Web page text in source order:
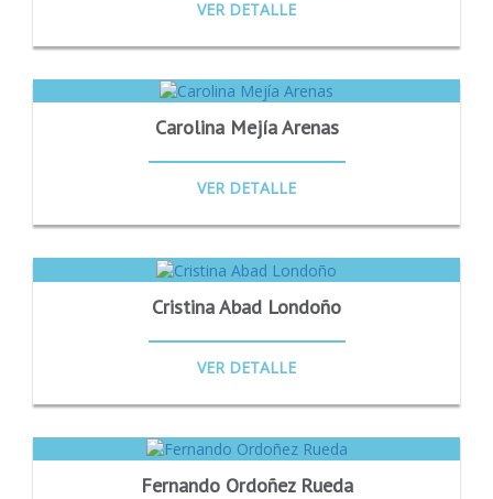
VER DETALLE
Carolina Mejía Arenas
VER DETALLE
Cristina Abad Londoño
VER DETALLE
Fernando Ordoñez Rueda